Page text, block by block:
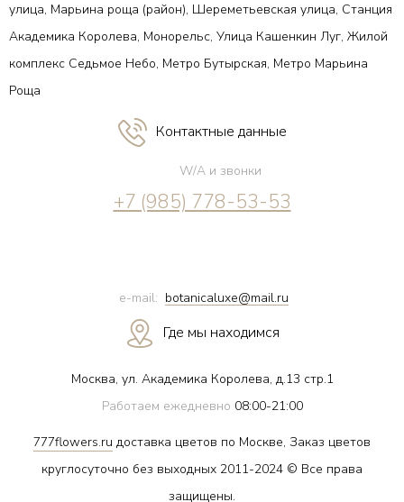
улица, Марьина роща (район), Шереметьевская улица, Станция
Академика Королева, Монорельс, Улица Кашенкин Луг, Жилой
комплекс Седьмое Небо, Метро Бутырская, Метро Марьина
Роща
Контактные данные
W/A и звонки
+7 (985) 778-53-53
e-mail: botanicaluxe@mail.ru
Где мы находимся
Москва, ул. Академика Королева, д.13 стр.1
Работаем ежедневно 08:00-21:00
777flowers.ru доставка цветов по Москве, Заказ цветов
круглосуточно без выходных 2011-2024 © Все права
защищены.